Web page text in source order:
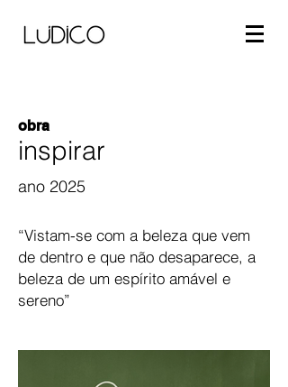
obra
inspirar
ano 2025
“Vistam-se com a beleza que vem
de dentro e que não desaparece, a
beleza de um espírito amável e
sereno”